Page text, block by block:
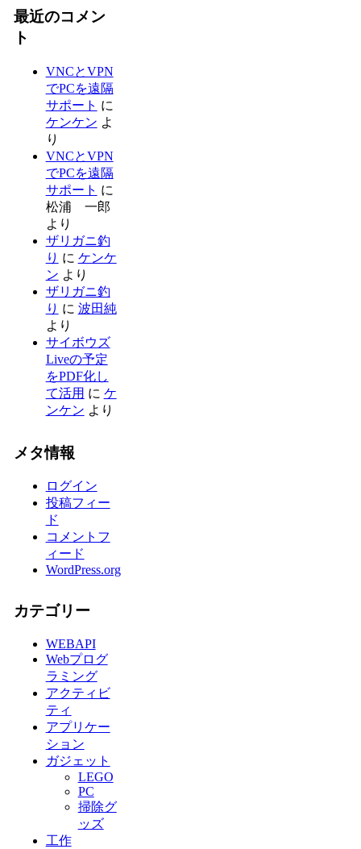
最近のコメン
ト
VNCとVPN
でPCを遠隔
サポート に
ケンケン よ
り
VNCとVPN
でPCを遠隔
サポート に
松浦 一郎
より
ザリガニ釣
り に ケンケ
ン より
ザリガニ釣
り に 波田純
より
サイボウズ
Liveの予定
をPDF化し
て活用 に ケ
ンケン より
メタ情報
ログイン
投稿フィー
ド
コメントフ
ィード
WordPress.org
カテゴリー
WEBAPI
Webプログ
ラミング
アクティビ
ティ
アプリケー
ション
ガジェット
LEGO
PC
掃除グ
ッズ
工作